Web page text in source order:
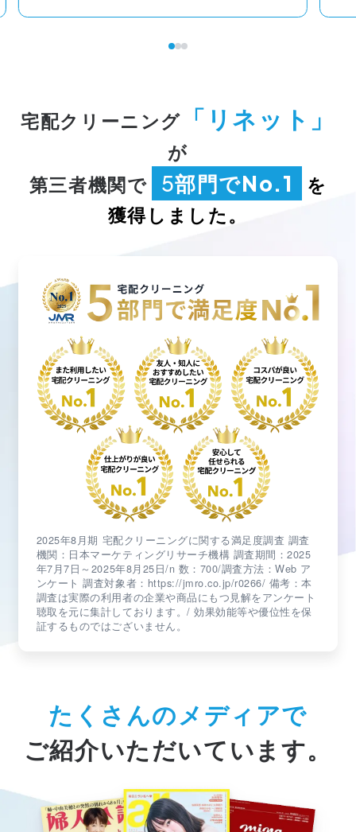
宅配クリーニング 「 リネット 」
が
第三者機関で 5部門でNo.1
を
獲得しました。
2025年8月期 宅配クリーニングに関する満足度調査 調査
機関：日本マーケティングリサーチ機構 調査期間：2025
年7月7日～2025年8月25日/n 数：700/調査方法：Web ア
ンケート 調査対象者：https://jmro.co.jp/r0266/ 備考：本
調査は実際の利用者の企業や商品にもつ見解をアンケート
聴取を元に集計しております。/ 効果効能等や優位性を保
証するものではございません。
たくさんのメディアで
ご紹介いただいています。